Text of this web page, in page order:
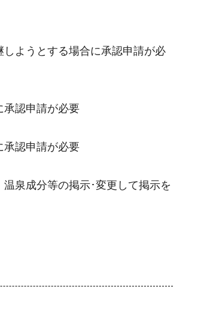
ようとする場合に承認申請が必
認申請が必要
認申請が必要
泉成分等の掲示･変更して掲示を